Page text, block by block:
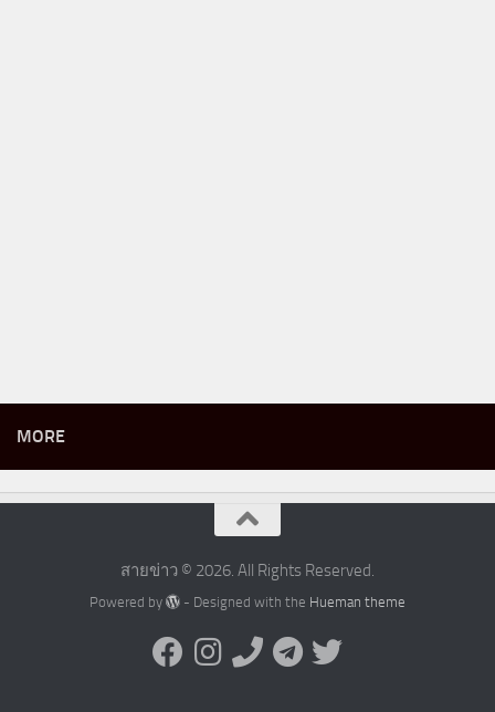
MORE
สายข่าว © 2026. All Rights Reserved.
Powered by - Designed with the Hueman theme